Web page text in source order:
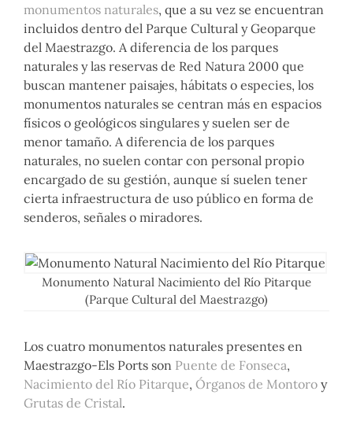
monumentos naturales, que a su vez se encuentran
incluidos dentro del Parque Cultural y Geoparque
del Maestrazgo. A diferencia de los parques
naturales y las reservas de Red Natura 2000 que
buscan mantener paisajes, hábitats o especies, los
monumentos naturales se centran más en espacios
físicos o geológicos singulares y suelen ser de
menor tamaño. A diferencia de los parques
naturales, no suelen contar con personal propio
encargado de su gestión, aunque sí suelen tener
cierta infraestructura de uso público en forma de
senderos, señales o miradores.
Monumento Natural Nacimiento del Río Pitarque
(Parque Cultural del Maestrazgo)
Los cuatro monumentos naturales presentes en
Maestrazgo-Els Ports son Puente de Fonseca,
Nacimiento del Río Pitarque, Órganos de Montoro y
Grutas de Cristal.